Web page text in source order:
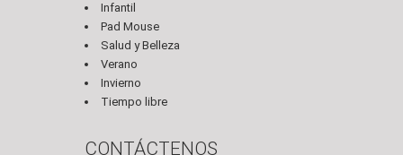
Infantil
Pad Mouse
Salud y Belleza
Verano
Invierno
Tiempo libre
CONTÁCTENOS